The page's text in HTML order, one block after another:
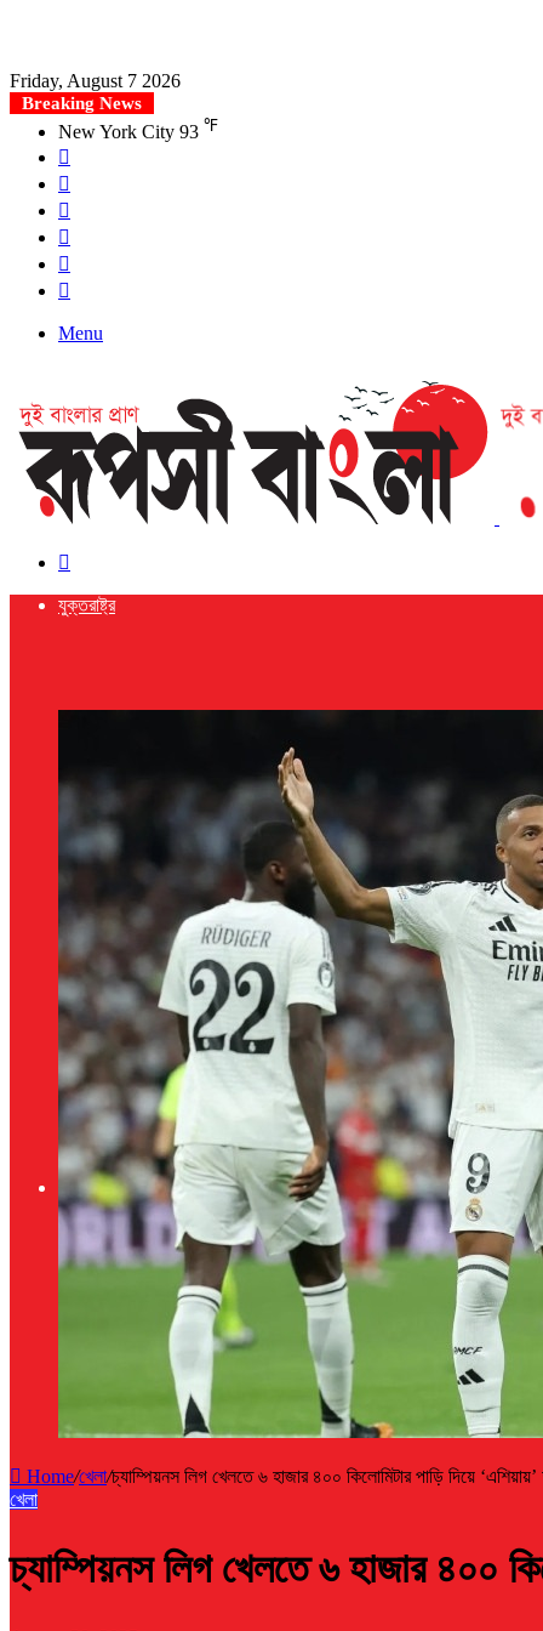
Friday, August 7 2026
Breaking News
New York City 93 ℉
Menu
যুক্তরাষ্ট্র
বাংলাদেশ
Home/খেলা/চ্যাম্পিয়নস লিগ খেলতে ৬ হাজার ৪০০ কিলোমিটার পাড়ি দিয়ে
খেলা
চ্যাম্পিয়নস লিগ খেলতে ৬ হাজার ৪০০